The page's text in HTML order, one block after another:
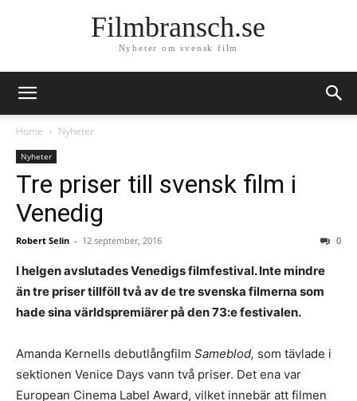
Filmbransch.se
Nyheter om svensk film
Home Nyheter
Nyheter
Tre priser till svensk film i
Venedig
Robert Selin - 12 september, 2016 0
I helgen avslutades Venedigs filmfestival. Inte mindre
än tre priser tillföll två av de tre svenska filmerna som
hade sina världspremiärer på den 73:e festivalen.
Amanda Kernells debutlångfilm Sameblod, som tävlade i
sektionen Venice Days vann två priser. Det ena var
European Cinema Label Award, vilket innebär att filmen